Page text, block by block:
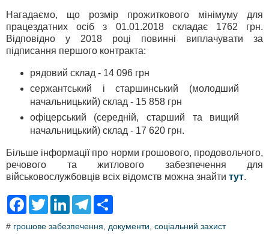
Нагадаємо, що розмір прожиткового мінімуму для
працездатних осіб з 01.01.2018 складає 1762 грн.
Відповідно у 2018 році повинні виплачувати за
підписання першого контракта:
рядовий склад - 14 096 грн
сержантський і старшинський (молодший
начальницький) склад - 15 858 грн
офіцерський (середній, старший та вищий
начальницький) склад - 17 620 грн.
Більше інформації про норми грошового, продовольчого,
речового та житлового забезпечення для
військовослужбовців всіх відомств можна знайти тут.
F
e
T
t
L
k
T
e
r
# грошове забезпечення документи соціальний захист